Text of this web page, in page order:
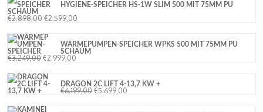
HYGIENE-SPEICHER HS-1W SLIM 500 MIT 75MM PU
SCHAUM
€2.898,00 €2.599,00
WÄRMEPUMPEN-SPEICHER WPKS 500 MIT 75MM PU
SCHAUM
€3.249,00 €2.999,00
DRAGON 2C LIFT 4-13,7 KW +
€6.199,00 €5.699,00